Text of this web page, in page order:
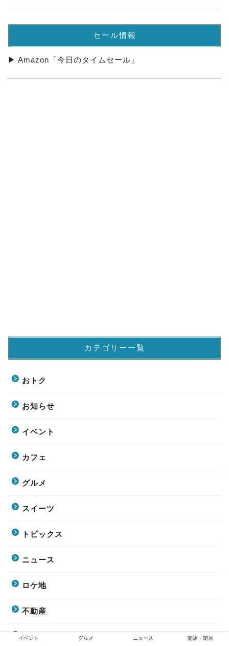
セール情報
▶ Amazon「今日のタイムセール」
カテゴリー一覧
おトク
お知らせ
イベント
カフェ
グルメ
スイーツ
トピックス
ニュース
ロケ地
不動産
交通
イベント グルメ ニュース 開店・閉店